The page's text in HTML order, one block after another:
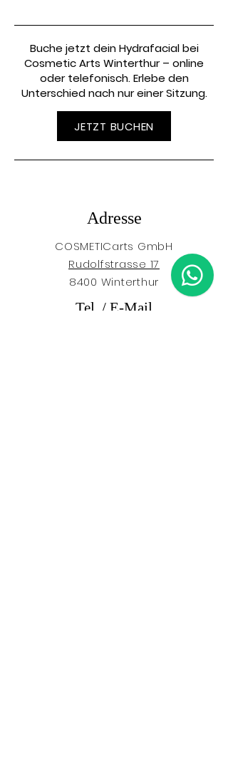
Buche jetzt dein Hydrafacial bei
Cosmetic Arts Winterthur – online
oder telefonisch. Erlebe den
Unterschied nach nur einer Sitzung.
JETZT BUCHEN
Adresse
COSMETICarts GmbH
Rudolfstrasse 17
8400 Winterthur
Tel. / E-Mail